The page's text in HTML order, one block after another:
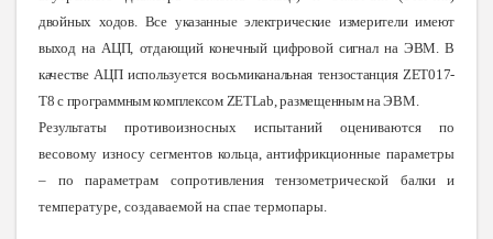
двойных ходов. Все указанные электрические измерители имеют
выход на АЦП, отдающий конечный цифровой сигнал на ЭВМ. В
качестве АЦП используется восьмиканальная тензостанция ZET017-
T8 с программным комплексом ZETLab, размещенным на ЭВМ.
Результаты противоизносных испытаний оцениваются по
весовому износу сегментов кольца, антифрикционные параметры
– по параметрам сопротивления тензометрической балки и
температуре, создаваемой на спае термопары.